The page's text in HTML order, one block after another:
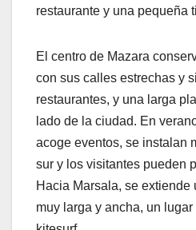
restaurante y una pequeña
El centro de Mazara
con sus calles estrechas y
restaurantes, y una larga
lado de la ciudad. En
acoge eventos, se instalan
sur y los visitantes pueden
Hacia Marsala, se extiende
muy larga y ancha, un